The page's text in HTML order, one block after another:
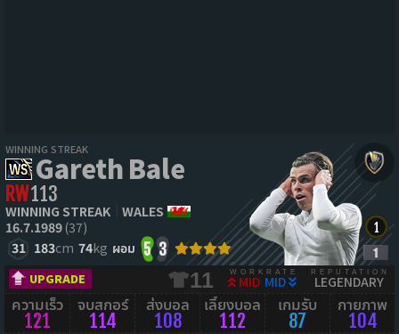
WINNING STREAK
Gareth Bale
RW113
WINNING STREAK
WALES
16.7.1989(37)
31 183cm 74kg ผอม 5 3
UPGRADE 11 WORKRATE
MID MID
REPUTATION
LEGENDARY
ความเร็ว
121
จบสกอร์
114
ส่งบอล
108
เลี้ยงบอล
112
เกมรับ
87
กายภาพ
104